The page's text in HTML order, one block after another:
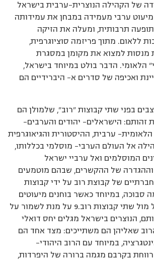
של הקהילה הנוצרית–ערבית בישראל
מיעוט ערבי מעמידה במבחן את עמידותה
תרבותית, ומעלה את הזיקה
ללאום. מתוך פריזמה סוציוגרפית,
מנסות למצוא את מקומן במסגרת
הלאומי. הדבר בולט במיוחד בישראל,
ואכיפה של סדרים א– היברידיים הם
בפני שתי קבוצות ”רוב”, שלמולן הם
זהותם: הישראלים– יהודים והערבים–
ערבית, ההיסטורית והגיאוגרפית
אל העולם הערבי– מוסלמי בכללותו,
המוסלמים ואל ערביי ישראל
וההגדרה של ההקשרים, שבהם מוטמעים
של קבוצת רוב על ידי קבוצות
סבוכה, במיוחד כאשר בוחנים מיעוטים
הנותנים ונושאים אל מול שתי קבוצות רוב.9 על מנת לשמור על
הנוצרים בישראל מגלים יחס דואלי
שאליהן הם משתייכים: מצד אחד הם
במיוחד עם הרוב היהודי–
בקרבם מגמה ברורה של היפרדות,